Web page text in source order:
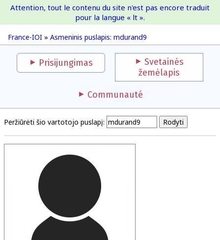
France-IOI
France-IOI » Asmeninis puslapis: mdurand9
Attention, tout le contenu du site n'est pas encore traduit
pour la langue « lt ».
Prisijungimas
Svetainės
žemėlapis
Communauté
Peržiūrėti šio vartotojo puslapį: